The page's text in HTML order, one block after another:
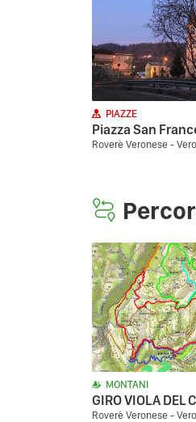
PIAZZE
Piazza San
Roverè Veronese -
MONTANI
GIRO VIOLA DEL
Roverè Veronese -